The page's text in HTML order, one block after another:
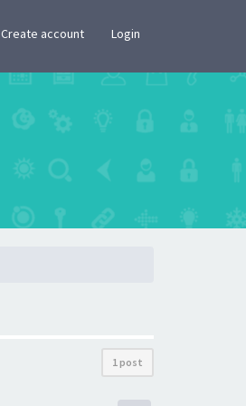
Create account Login
1 post